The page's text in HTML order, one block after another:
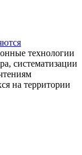
технологии
систематизации
на территории